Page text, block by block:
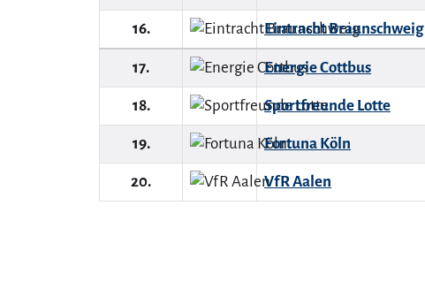
16. Eintracht Braunschweig
17. Energie Cottbus
18. Sportfreunde Lotte
19. Fortuna Köln
20. VfR Aalen